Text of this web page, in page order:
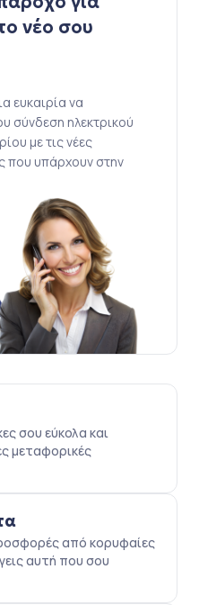
νέο σου
ευκαιρία να
σύνδεση ηλεκτρικού
με τις νέες
που υπάρχουν στην
σου εύκολα και
μεταφορικές
από κορυφαίες
αυτή που σου